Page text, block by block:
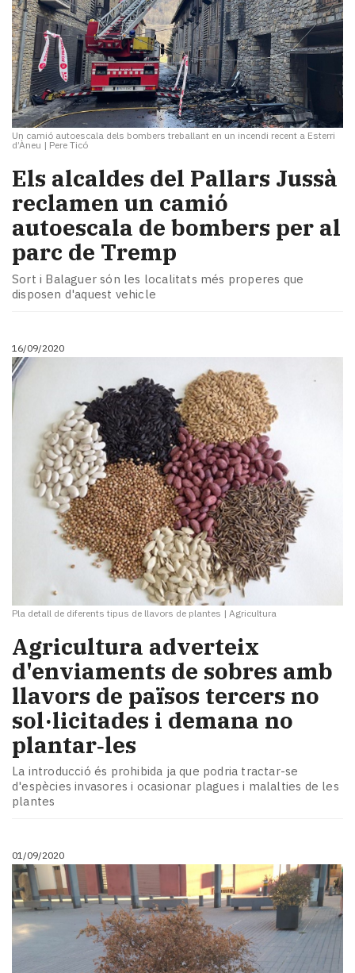
Un camió autoescala dels bombers treballant en un incendi recent a Esterri
d’Àneu | Pere Ticó
​Els alcaldes del Pallars Jussà
reclamen un camió
autoescala de bombers per al
parc de Tremp
Sort i Balaguer són les localitats més properes que
disposen d'aquest vehicle
16/09/2020
Pla detall de diferents tipus de llavors de plantes | Agricultura
​Agricultura adverteix
d'enviaments de sobres amb
llavors de països tercers no
sol·licitades i demana no
plantar‑les
La introducció és prohibida ja que podria tractar-se
d'espècies invasores i ocasionar plagues i malalties de les
plantes
01/09/2020